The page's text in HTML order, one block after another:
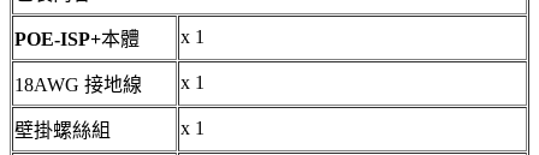
POE-ISP+本體 x 1
18AWG 接地線 x 1
壁掛螺絲組 x 1